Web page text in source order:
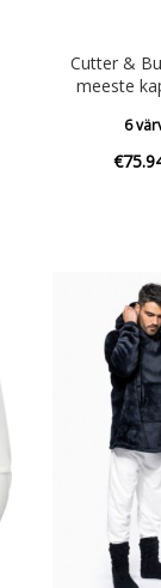
Cutter &
meeste
6
€